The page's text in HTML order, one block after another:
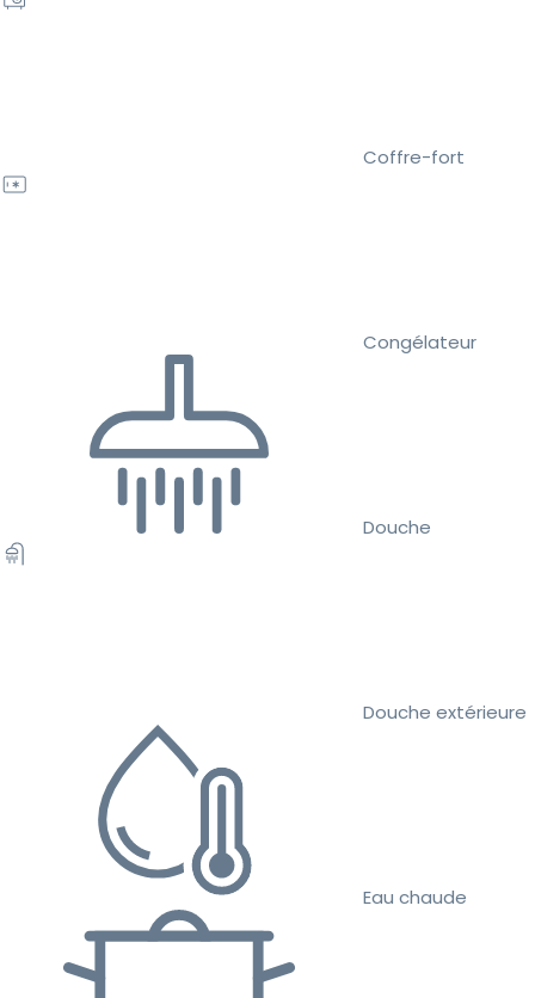
Coffre-fort
Congélateur
Douche
Douche extérieure
Eau chaude